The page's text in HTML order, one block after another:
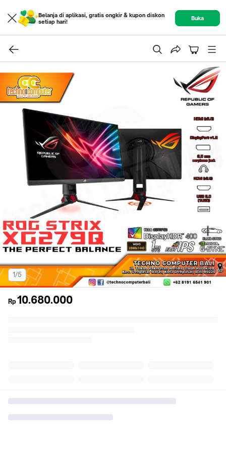
Belanja di aplikasi, gratis ongkir & kupon diskon
setiap hari!
Buka
1/5
Rp10.680.000